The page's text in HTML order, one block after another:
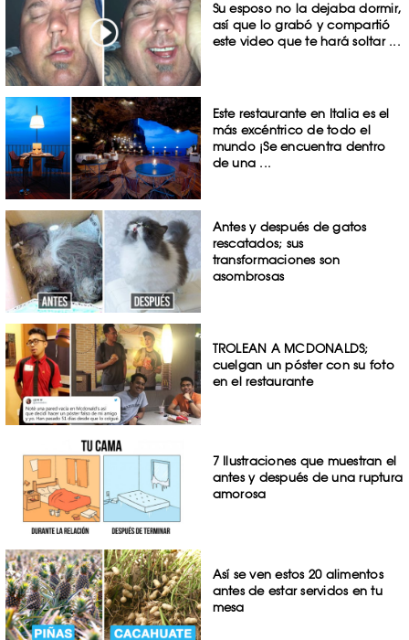
Su esposo no la dejaba dormir,
así que lo grabó y compartió
este video que te hará soltar ...
Este restaurante en Italia es el
más excéntrico de todo el
mundo ¡Se encuentra dentro
de una ...
Antes y después de gatos
rescatados; sus
transformaciones son
asombrosas
TROLEAN A MCDONALDS;
cuelgan un póster con su foto
en el restaurante
7 Ilustraciones que muestran el
antes y después de una ruptura
amorosa
Así se ven estos 20 alimentos
antes de estar servidos en tu
mesa